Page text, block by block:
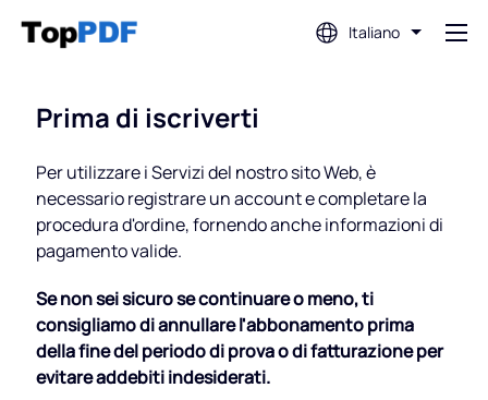
Italiano
Traduci PDF
Unisci PDF
Dividi PDF
Comprimi PDF
Prima di iscriverti
Per utilizzare i Servizi del nostro sito Web, è
necessario registrare un account e completare la
procedura d'ordine, fornendo anche informazioni di
pagamento valide.
Se non sei sicuro se continuare o meno, ti
consigliamo di annullare l'abbonamento prima
della fine del periodo di prova o di fatturazione per
evitare addebiti indesiderati.